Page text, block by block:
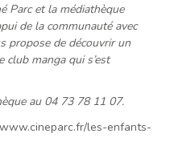
Parc et la médiathèque
de la communauté avec
propose de découvrir un
club manga qui s’est
au 04 73 78 11 07.
les-enfants-